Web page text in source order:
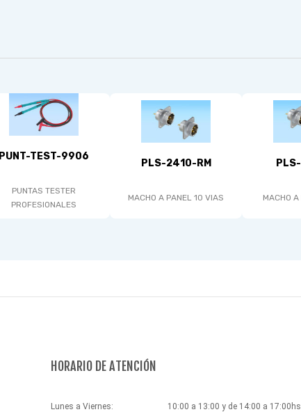
PUNT-TEST-9906
PUNTAS TESTER
PROFESIONALES
PLS-2410-RM
MACHO A PANEL 10 VIAS MACHO
HORARIO DE ATENCIÓN
Lunes a Viernes: 10:00 a 13:00 y de 14:00 a 17:00hs